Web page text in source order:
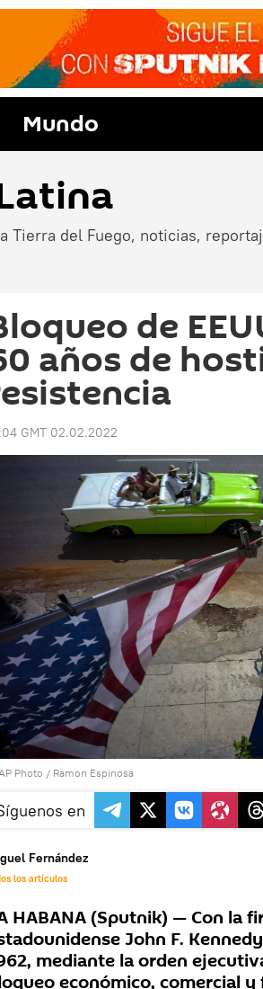
Mundo
Tierra del Fuego, noticias,
de
años de
GMT 02.02.2022
Photo / Ramon Espinosa
en
Fernández
los artículos
HABANA (Sputnik) — Con la
John F.
mediante la orden
económico, comercial